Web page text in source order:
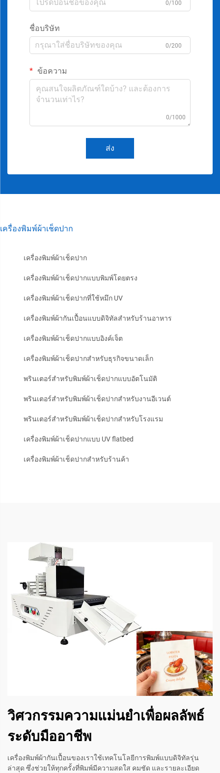
0/100
ชื่อบริษัท
0/200
ข้อความ
0/1000
ส่ง
เครื่องพิมพ์ผ้าเช็ดปาก
เครื่องพิมพ์ผ้าเช็ดปาก
เครื่องพิมพ์ผ้าเช็ดปากแบบพิมพ์โดยตรง
เครื่องพิมพ์ผ้าเช็ดปากที่ใช้หมึก UV
เครื่องพิมพ์ผ้ากันเปื้อนแบบดิจิทัลสำหรับร้านอาหาร
เครื่องพิมพ์ผ้าเช็ดปากแบบอิงค์เจ็ต
เครื่องพิมพ์ผ้าเช็ดปากสำหรับธุรกิจขนาดเล็ก
พรินเตอร์สำหรับพิมพ์ผ้าเช็ดปากแบบอัตโนมัติ
พรินเตอร์สำหรับพิมพ์ผ้าเช็ดปากสำหรับงานอีเวนต์
พรินเตอร์สำหรับพิมพ์ผ้าเช็ดปากสำหรับโรงแรม
เครื่องพิมพ์ผ้าเช็ดปากแบบ UV flatbed
เครื่องพิมพ์ผ้าเช็ดปากสำหรับร้านค้า
วิศวกรรมความแม่นยำเพื่อผลลัพธ์
ระดับมืออาชีพ
เครื่องพิมพ์ผ้ากันเปื้อนของเราใช้เทคโนโลยีการพิมพ์แบบดิจิทัลรุ่น
ล่าสุด ซึ่งช่วยให้ทุกครั้งที่พิมพ์มีความสดใส คมชัด และรายละเอียด